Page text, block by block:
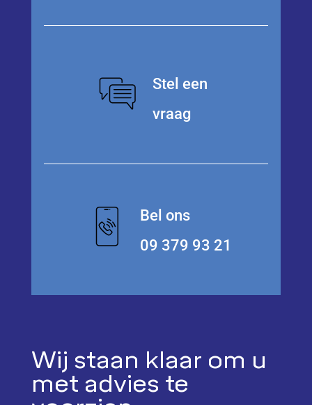
Stel een
vraag
Bel ons
09 379 93 21
Wij staan klaar om u
met advies te